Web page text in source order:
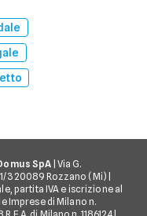
SpA | Via G.
3 20089 Rozzano (Mi) |
partita IVA e iscrizione al
Imprese di Milano n.